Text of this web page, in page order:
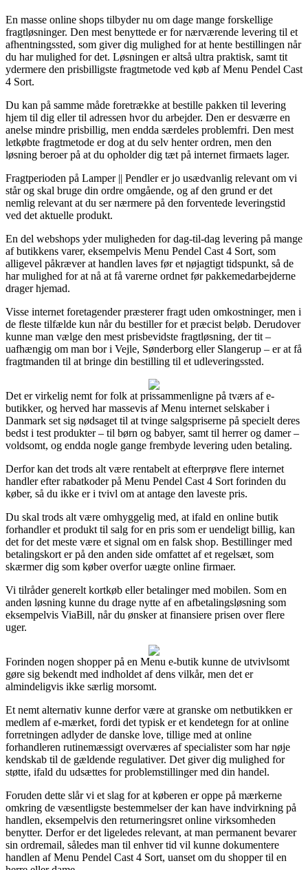
En masse online shops tilbyder nu om dage mange forskellige
fragtløsninger. Den mest benyttede er for nærværende levering til et
afhentningssted, som giver dig mulighed for at hente bestillingen når
du har mulighed for det. Løsningen er altså ultra praktisk, samt tit
ydermere den prisbilligste fragtmetode ved køb af Menu Pendel Cast
4 Sort.
Du kan på samme måde foretrække at bestille pakken til levering
hjem til dig eller til adressen hvor du arbejder. Den er desværre en
anelse mindre prisbillig, men endda særdeles problemfri. Den mest
letkøbte fragtmetode er dog at du selv henter ordren, men den
løsning beroer på at du opholder dig tæt på internet firmaets lager.
Fragtperioden på Lamper || Pendler er jo usædvanlig relevant om vi
står og skal bruge din ordre omgående, og af den grund er det
nemlig relevant at du ser nærmere på den forventede leveringstid
ved det aktuelle produkt.
En del webshops yder muligheden for dag-til-dag levering på mange
af butikkens varer, eksempelvis Menu Pendel Cast 4 Sort, som
alligevel påkræver at handlen laves før et nøjagtigt tidspunkt, så de
har mulighed for at nå at få varerne ordnet før pakkemedarbejderne
drager hjemad.
Visse internet foretagender præsterer fragt uden omkostninger, men i
de fleste tilfælde kun når du bestiller for et præcist beløb. Derudover
kunne man vælge den mest prisbevidste fragtløsning, der tit –
uafhængig om man bor i Vejle, Sønderborg eller Slangerup – er at få
fragtmanden til at bringe din bestilling til et udleveringssted.
Det er virkelig nemt for folk at prissammenligne på tværs af e-
butikker, og herved har massevis af Menu internet selskaber i
Danmark set sig nødsaget til at tvinge salgspriserne på specielt deres
bedst i test produkter – til børn og babyer, samt til herrer og damer –
voldsomt, og endda nogle gange frembyde levering uden betaling.
Derfor kan det trods alt være rentabelt at efterprøve flere internet
handler efter rabatkoder på Menu Pendel Cast 4 Sort forinden du
køber, så du ikke er i tvivl om at antage den laveste pris.
Du skal trods alt være omhyggelig med, at ifald en online butik
forhandler et produkt til salg for en pris som er uendeligt billig, kan
det for det meste være et signal om en falsk shop. Bestillinger med
betalingskort er på den anden side omfattet af et regelsæt, som
skærmer dig som køber overfor uægte online firmaer.
Vi tilråder generelt kortkøb eller betalinger med mobilen. Som en
anden løsning kunne du drage nytte af en afbetalingsløsning som
eksempelvis ViaBill, når du ønsker at finansiere prisen over flere
uger.
Forinden nogen shopper på en Menu e-butik kunne de utvivlsomt
gøre sig bekendt med indholdet af dens vilkår, men det er
almindeligvis ikke særlig morsomt.
Et nemt alternativ kunne derfor være at granske om netbutikken er
medlem af e-mærket, fordi det typisk er et kendetegn for at online
forretningen adlyder de danske love, tillige med at online
forhandleren rutinemæssigt overværes af specialister som har nøje
kendskab til de gældende regulativer. Det giver dig mulighed for
støtte, ifald du udsættes for problemstillinger med din handel.
Foruden dette slår vi et slag for at køberen er oppe på mærkerne
omkring de væsentligste bestemmelser der kan have indvirkning på
handlen, eksempelvis den returneringsret online virksomheden
benytter. Derfor er det ligeledes relevant, at man permanent bevarer
sin ordremail, således man til enhver tid vil kunne dokumentere
handlen af Menu Pendel Cast 4 Sort, uanset om du shopper til en